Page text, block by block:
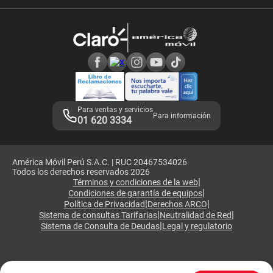
Consulta de IMEI
Consulta de reclamos
Adquirientes iPhone 6, 6S y SE
Mensaje de Seguridad
Términos y Condiciones de Tienda Claro
Libro de Reclamaciones
Legales de marketplace
Para ventas y servicios
01 620 3334 Para información
América Móvil Perú S.A.C. | RUC 20467534026
Todos los derechos reservados 2026
Términos y condiciones de la web|
Condiciones de garantía de equipos|
Política de Privacidad|Derechos ARCO|
Sistema de consultas Tarifarias|Neutralidad de Red|
Sistema de Consulta de Deudas|Legal y regulatorio